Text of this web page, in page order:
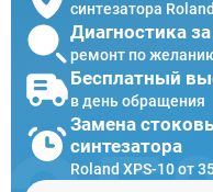
синтезатора
Диагностика
ремонт по
Бесплатный
в день обращения
Замена
синтезатора
Roland XPS-10 от